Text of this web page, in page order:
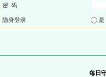
密 码
隐身登录
每日